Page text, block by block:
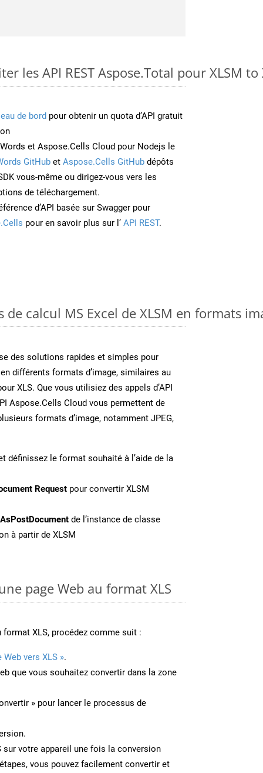
les API REST Aspose.Total pour XLSM to
de bord pour obtenir un quota d’API gratuit
et Aspose.Cells Cloud pour Nodejs le
GitHub et Aspose.Cells GitHub dépôts
vous-même ou dirigez-vous vers les
de téléchargement.
d’API basée sur Swagger pour
pour en savoir plus sur l’ API REST.
calcul MS Excel de XLSM en formats
des solutions rapides et simples pour
différents formats d’image, similaires au
XLS. Que vous utilisiez des appels d’API
Aspose.Cells Cloud vous permettent de
formats d’image, notamment JPEG,
définissez le format souhaité à l’aide de la
Request pour convertir XLSM
de l’instance de classe
à partir de XLSM
page Web au format XLS
format XLS, procédez comme suit :
Web vers XLS ».
que vous souhaitez convertir dans la zone
» pour lancer le processus de
sur votre appareil une fois la conversion
vous pouvez facilement convertir et